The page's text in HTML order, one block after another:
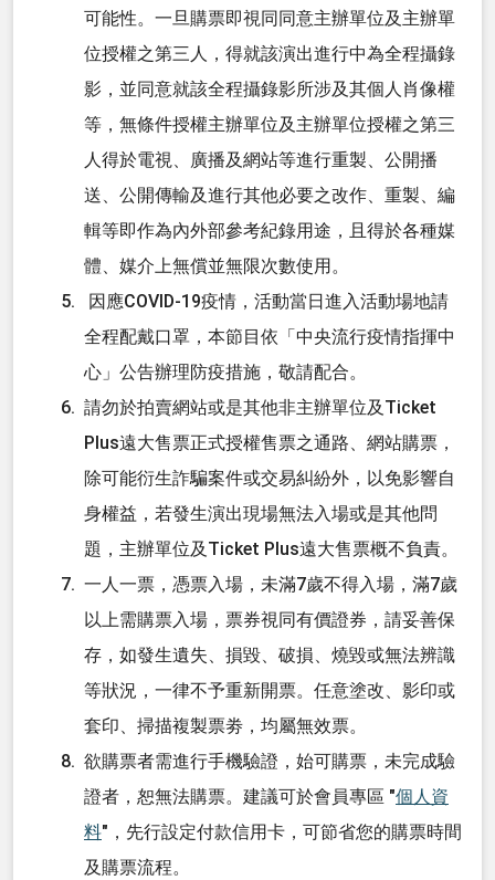
可能性。一旦購票即視同同意主辦單位及主辦單
位授權之第三人，得就該演出進行中為全程攝錄
影，並同意就該全程攝錄影所涉及其個人肖像權
等，無條件授權主辦單位及主辦單位授權之第三
人得於電視、廣播及網站等進行重製、公開播
送、公開傳輸及進行其他必要之改作、重製、編
輯等即作為內外部參考紀錄用途，且得於各種媒
體、媒介上無償並無限次數使用。
因應COVID-19疫情，活動當日進入活動場地請
全程配戴口罩，本節目依「中央流行疫情指揮中
心」公告辦理防疫措施，敬請配合。
請勿於拍賣網站或是其他非主辦單位及Ticket
Plus遠大售票正式授權售票之通路、網站購票，
除可能衍生詐騙案件或交易糾紛外，以免影響自
身權益，若發生演出現場無法入場或是其他問
題，主辦單位及Ticket Plus遠大售票概不負責。
一人一票，憑票入場，未滿7歲不得入場，滿7歲
以上需購票入場，票券視同有價證券，請妥善保
存，如發生遺失、損毀、破損、燒毀或無法辨識
等狀況，一律不予重新開票。任意塗改、影印或
套印、掃描複製票劵，均屬無效票。
欲購票者需進行手機驗證，始可購票，未完成驗
證者，恕無法購票。建議可於會員專區 "個人資
料"，先行設定付款信用卡，可節省您的購票時間
及購票流程。